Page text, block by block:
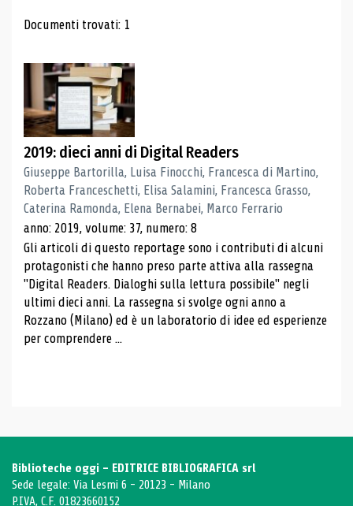
Risultati di ricerca
Documenti trovati: 1
2019: dieci anni di Digital Readers
Giuseppe Bartorilla, Luisa Finocchi, Francesca di Martino,
Roberta Franceschetti, Elisa Salamini, Francesca Grasso,
Caterina Ramonda, Elena Bernabei, Marco Ferrario
anno: 2019, volume: 37, numero: 8
Gli articoli di questo reportage sono i contributi di alcuni
protagonisti che hanno preso parte attiva alla rassegna
"Digital Readers. Dialoghi sulla lettura possibile" negli
ultimi dieci anni. La rassegna si svolge ogni anno a
Rozzano (Milano) ed è un laboratorio di idee ed esperienze
per comprendere ...
Biblioteche oggi - EDITRICE BIBLIOGRAFICA srl
Sede legale: Via Lesmi 6 - 20123 - Milano
P.IVA, C.F. 01823660152